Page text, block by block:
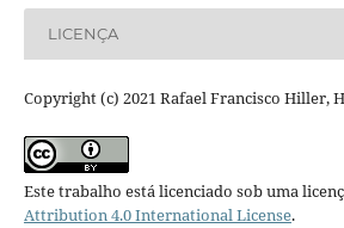
LICENÇA
Copyright (c) 2021 Rafael Francisco Hiller,
Este trabalho está licenciado sob uma
Attribution 4.0 International License.